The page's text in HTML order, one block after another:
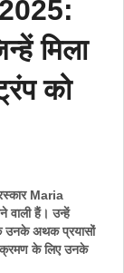
मिला
को
Maria
वाली हैं। उन्हें
उनके अथक प्रयासों
के लिए उनके